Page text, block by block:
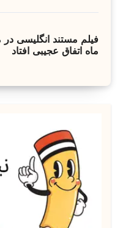
فیلم مستند انگلیسی
ماه اتفاق عجیبی افتاد